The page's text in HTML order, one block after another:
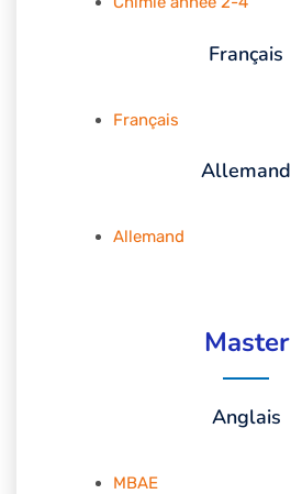
Français
Français
Allemand
Allemand
Master
Anglais
MBAE